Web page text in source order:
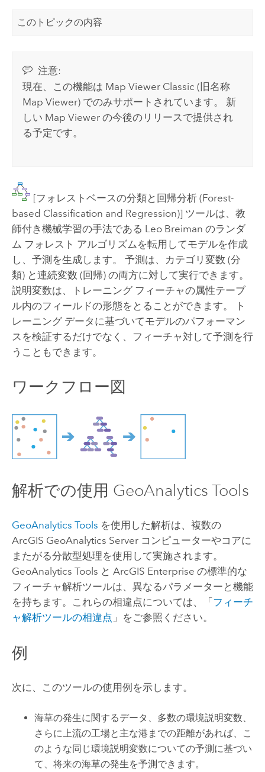
このトピックの内容
注意:
現在、この機能は Map Viewer Classic (旧名称
Map Viewer) でのみサポートされています。 新
しい Map Viewer の今後のリリースで提供され
る予定です。
[フォレストベースの分類と回帰分析 (Forest-
based Classification and Regression)] ツールは、教
師付き機械学習の手法である Leo Breiman のランダ
ム フォレスト アルゴリズムを転用してモデルを作成
し、予測を生成します。 予測は、カテゴリ変数 (分
類) と連続変数 (回帰) の両方に対して実行できます。
説明変数は、トレーニング フィーチャの属性テーブ
ル内のフィールドの形態をとることができます。 ト
レーニング データに基づいてモデルのパフォーマン
スを検証するだけでなく、フィーチャ対して予測を行
うこともできます。
ワークフロー図
解析での使用 GeoAnalytics Tools
GeoAnalytics Tools を使用した解析は、複数の
ArcGIS GeoAnalytics Serverコンピューターやコアに
またがる分散型処理を使用して実施されます。
GeoAnalytics Tools と ArcGIS Enterprise の標準的な
フィーチャ解析ツールは、異なるパラメーターと機能
を持ちます。これらの相違点については、「 フィーチ
ャ解析ツールの相違点 」をご参照ください。
例
次に、このツールの使用例を示します。
海草の発生に関するデータ、多数の環境説明変数、
さらに上流の工場と主な港までの距離があれば、こ
のような同じ環境説明変数についての予測に基づい
て、将来の海草の発生を予測できます。